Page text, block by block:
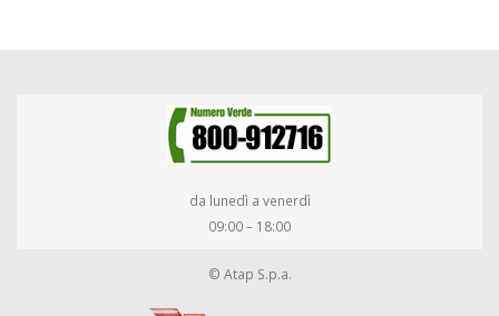
da lunedì a venerdì
09:00 – 18:00
© Atap S.p.a.